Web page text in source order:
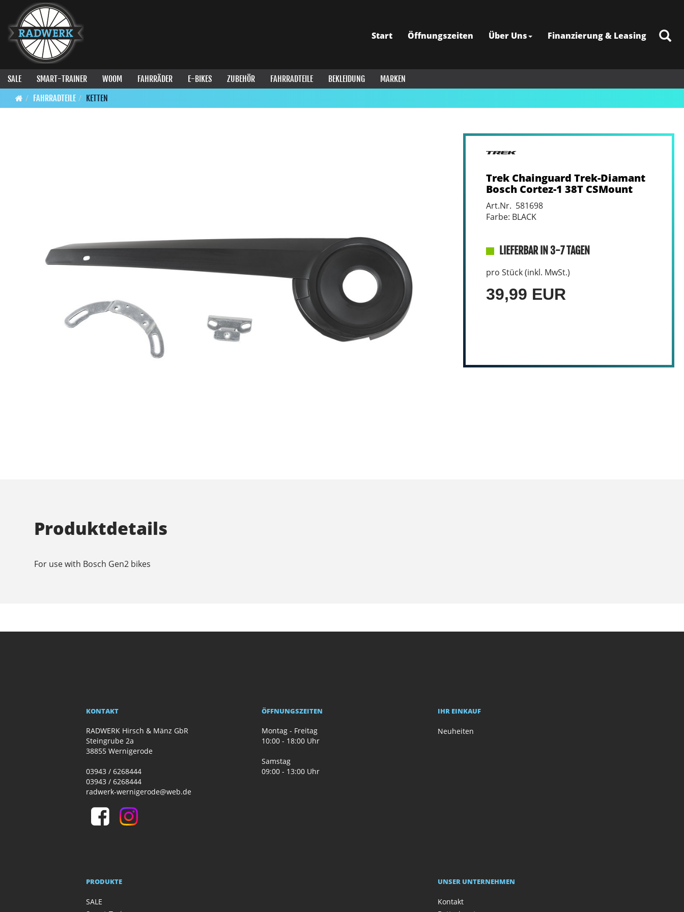
Start Öffnungszeiten Über Uns Finanzierung & Leasing
SALE SMART-TRAINER WOOM FAHRRÄDER E-BIKES ZUBEHÖR FAHRRADTEILE BEKLEIDUNG
MARKEN
FAHRRADTEILE
KETTEN
Trek Chainguard Trek-Diamant
Bosch Cortez-1 38T CSMount
Art.Nr. 581698
Farbe: BLACK
LIEFERBAR IN 3-7 TAGEN
pro Stück (inkl. MwSt.)
39,99 EUR
Produktdetails
For use with Bosch Gen2 bikes
KONTAKT
RADWERK Hirsch & Mänz GbR
Steingrube 2a
38855 Wernigerode
03943 / 6268444
03943 / 6268444
radwerk-wernigerode@web.de
ÖFFNUNGSZEITEN
Montag - Freitag
10:00 - 18:00 Uhr
Samstag
09:00 - 13:00 Uhr
IHR EINKAUF
Neuheiten
PRODUKTE
SALE
UNSER UNTERNEHMEN
Kontakt